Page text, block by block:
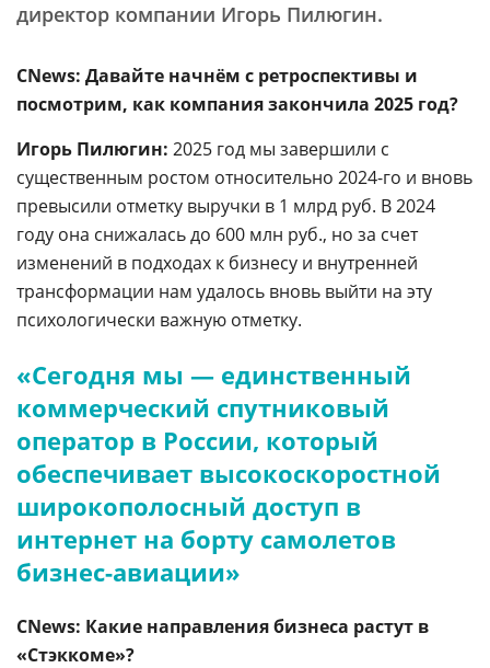
директор компании Игорь Пилюгин.
CNews: Давайте начнём с ретроспективы и
посмотрим, как компания закончила 2025 год?
Игорь Пилюгин: 2025 год мы завершили с
существенным ростом относительно 2024-го и вновь
превысили отметку выручки в 1 млрд руб. В 2024
году она снижалась до 600 млн руб., но за счет
изменений в подходах к бизнесу и внутренней
трансформации нам удалось вновь выйти на эту
психологически важную отметку.
«Сегодня мы — единственный
коммерческий спутниковый
оператор в России, который
обеспечивает высокоскоростной
широкополосный доступ в
интернет на борту самолетов
бизнес-авиации»
CNews: Какие направления бизнеса растут в
«Стэккоме»?